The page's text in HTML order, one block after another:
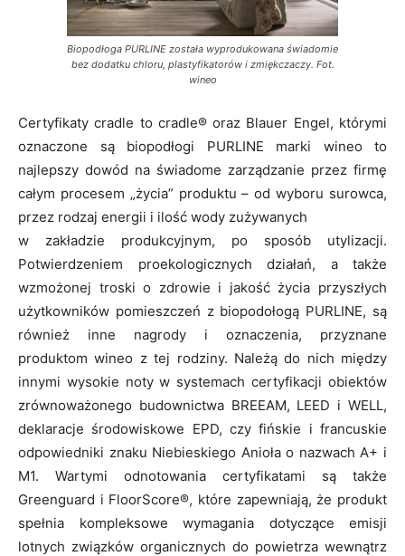
Biopodłoga PURLINE została wyprodukowana świadomie
bez dodatku chloru, plastyfikatorów i zmiękczaczy. Fot.
wineo
Certyfikaty cradle to cradle® oraz Blauer Engel, którymi
oznaczone są biopodłogi PURLINE marki wineo to
najlepszy dowód na świadome zarządzanie przez firmę
całym procesem „życia” produktu – od wyboru surowca,
przez rodzaj energii i ilość wody zużywanych
w zakładzie produkcyjnym, po sposób utylizacji.
Potwierdzeniem proekologicznych działań, a także
wzmożonej troski o zdrowie i jakość życia przyszłych
użytkowników pomieszczeń z biopodołogą PURLINE, są
również inne nagrody i oznaczenia, przyznane
produktom wineo z tej rodziny. Należą do nich między
innymi wysokie noty w systemach certyfikacji obiektów
zrównoważonego budownictwa BREEAM, LEED i WELL,
deklaracje środowiskowe EPD, czy fińskie i francuskie
odpowiedniki znaku Niebieskiego Anioła o nazwach A+ i
M1. Wartymi odnotowania certyfikatami są także
Greenguard i FloorScore®, które zapewniają, że produkt
spełnia kompleksowe wymagania dotyczące emisji
lotnych związków organicznych do powietrza wewnątrz